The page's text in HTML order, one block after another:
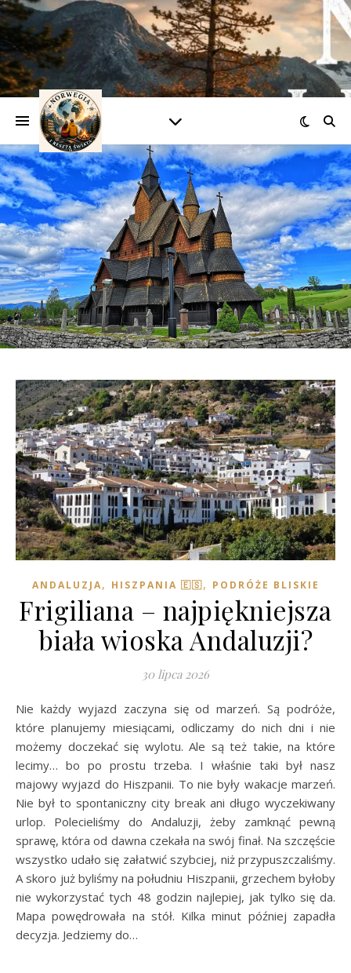
ANDALUZJA, HISZPANIA 🇪🇸, PODRÓŻE BLISKIE
Frigiliana – najpiękniejsza
biała wioska Andaluzji?
30 lipca 2026
Nie każdy wyjazd zaczyna się od marzeń. Są podróże,
które planujemy miesiącami, odliczamy do nich dni i nie
możemy doczekać się wylotu. Ale są też takie, na które
lecimy… bo po prostu trzeba. I właśnie taki był nasz
majowy wyjazd do Hiszpanii. To nie były wakacje marzeń.
Nie był to spontaniczny city break ani długo wyczekiwany
urlop. Polecieliśmy do Andaluzji, żeby zamknąć pewną
sprawę, która od dawna czekała na swój finał. Na szczęście
wszystko udało się załatwić szybciej, niż przypuszczaliśmy.
A skoro już byliśmy na południu Hiszpanii, grzechem byłoby
nie wykorzystać tych 48 godzin najlepiej, jak tylko się da.
Mapa powędrowała na stół. Kilka minut później zapadła
decyzja. Jedziemy do…